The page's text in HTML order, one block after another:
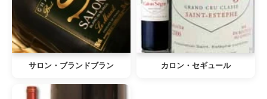
サロン・ブランドブラン カロン・セギュール